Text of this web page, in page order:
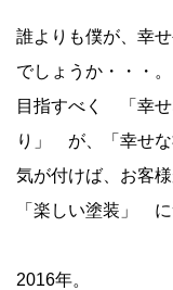
誰よりも僕が、幸
でしょうか・・・。
目指すべく 「幸
り」 が、「幸せ
気が付けば、お客
「楽しい塗装」
2016年。